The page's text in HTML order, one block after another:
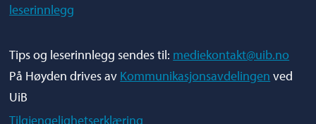
leserinnlegg
Tips og leserinnlegg sendes til: mediekontakt@uib.no
På Høyden drives av Kommunikasjonsavdelingen ved
UiB
Tilgjengelighetserklæring